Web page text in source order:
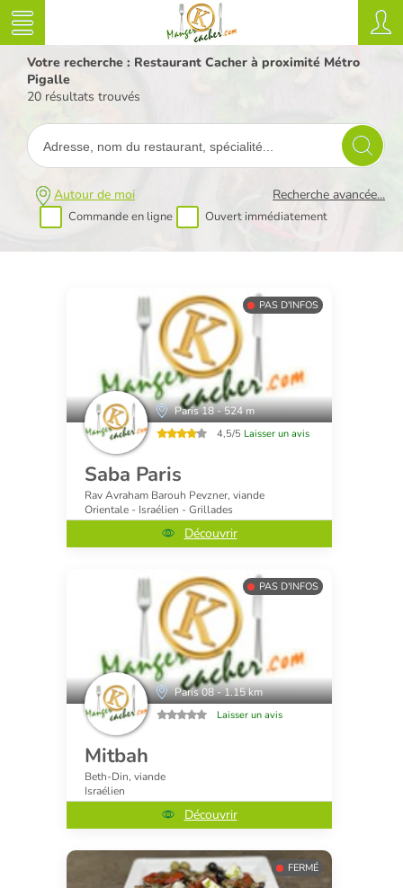
Votre recherche : Restaurant Cacher à proximité Métro
Pigalle
20 résultats trouvés
Autour de moi
Commande en ligne Ouvert immédiatement
Recherche avancée...
PAS D'INFOS
Paris 18 - 524 m
4,5/5 Laisser un avis
Saba Paris
Rav Avraham Barouh Pevzner, viande
Orientale - Israélien - Grillades
Découvrir
PAS D'INFOS
Paris 08 - 1.15 km
Laisser un avis
Mitbah
Beth-Din, viande
Israélien
Découvrir
FERMÉ